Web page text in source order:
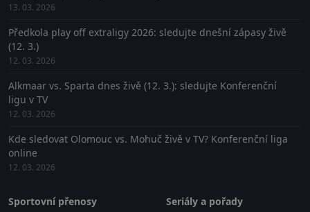
13. 03. 2026
Předkola play off extraligy 2026: sledujte dnešní zápasy živě
(12. 3.)
12. 03. 2026
Alkmaar vs. Sparta dnes živě (12. 3.): sledujte Konferenční
ligu v TV
12. 03. 2026
Kde sledovat Olomouc vs. Mohuč živě v TV? Konferenční liga
online
12. 03. 2026
Sportovní přenosy
Seriály a pořady